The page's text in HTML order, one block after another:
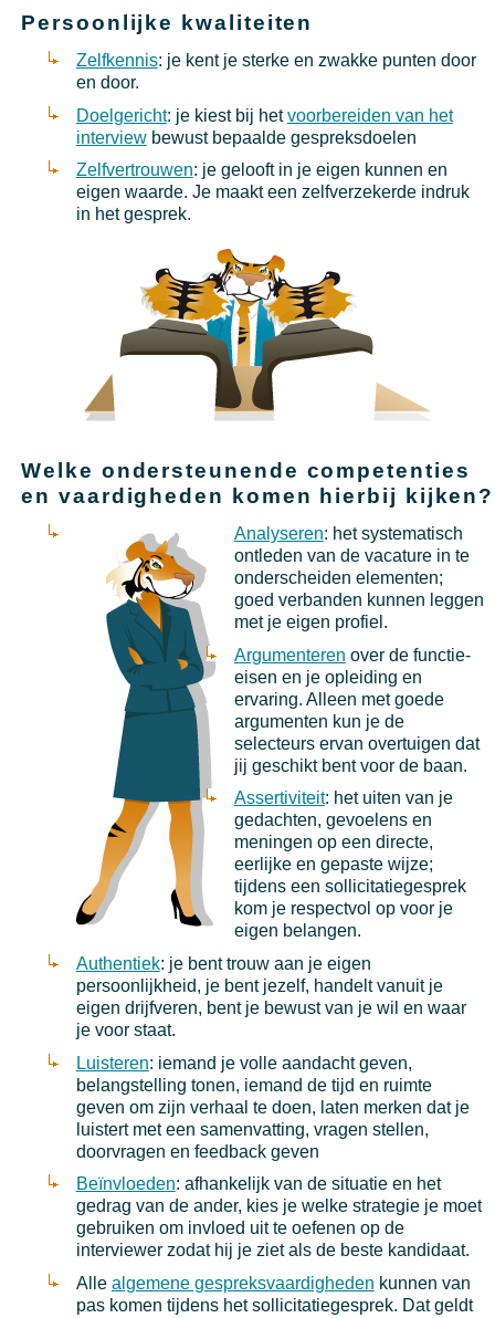
Persoonlijke kwaliteiten
Zelfkennis: je kent je sterke en zwakke punten door
en door.
Doelgericht: je kiest bij hetvoorbereiden van het
interviewbewust bepaalde gespreksdoelen
Zelfvertrouwen: je gelooft in je eigen kunnen en
eigen waarde. Je maakt een zelfverzekerde indruk
in het gesprek.
Welke ondersteunende competenties
en vaardigheden komen hierbij kijken?
Analyseren: het systematisch
ontleden van de vacature in te
onderscheiden elementen;
goed verbanden kunnen leggen
met je eigen profiel.
Argumenteren over de functie-
eisen en je opleiding en
ervaring. Alleen met goede
argumenten kun je de
selecteurs ervan overtuigen dat
jij geschikt bent voor de baan.
Assertiviteit: het uiten van je
gedachten, gevoelens en
meningen op een directe,
eerlijke en gepaste wijze;
tijdens een sollicitatiegesprek
kom je respectvol op voor je
eigen belangen.
Authentiek: je bent trouw aan je eigen
persoonlijkheid, je bent jezelf, handelt vanuit je
eigen drijfveren, bent je bewust van je wil en waar
je voor staat.
Luisteren: iemand je volle aandacht geven,
belangstelling tonen, iemand de tijd en ruimte
geven om zijn verhaal te doen, laten merken dat je
luistert met een samenvatting, vragen stellen,
doorvragen en feedback geven
Beïnvloeden: afhankelijk van de situatie en het
gedrag van de ander, kies je welke strategie je moet
gebruiken om invloed uit te oefenen op de
interviewer zodat hij je ziet als de beste kandidaat.
Alle algemene gespreksvaardigheden kunnen van
pas komen tijdens het sollicitatiegesprek. Dat geldt